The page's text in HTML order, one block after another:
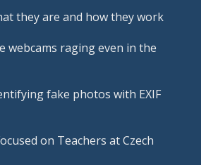
they are and how they work
webcams raging even in the
fake photos with EXIF
on Teachers at Czech